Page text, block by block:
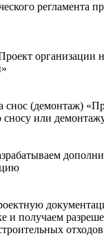
регламента
организации
снос (демонтаж)
сносу или
и получаем
отходов